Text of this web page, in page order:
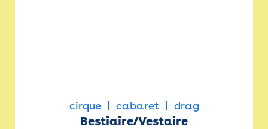
cirque cabaret drag
Bestiaire/Vestaire